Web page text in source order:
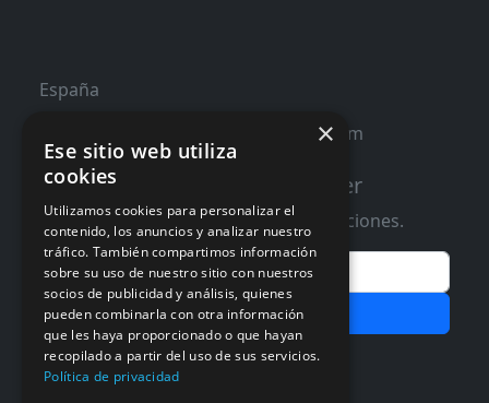
España
contacto@distribucioninformatica.com
Suscribete a nuestro Newsletter
Te informaremos de ofertas y promociones.
Email
Subscribir
Aceptar Politica dePrivacidad
×
Ese sitio web utiliza
cookies
Utilizamos cookies para personalizar el
contenido, los anuncios y analizar nuestro
tráfico. También compartimos información
sobre su uso de nuestro sitio con nuestros
socios de publicidad y análisis, quienes
pueden combinarla con otra información
que les haya proporcionado o que hayan
recopilado a partir del uso de sus servicios.
Política de privacidad